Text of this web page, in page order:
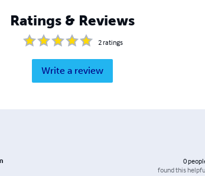
Ratings & Reviews
2ratings
Write a review
0
found this